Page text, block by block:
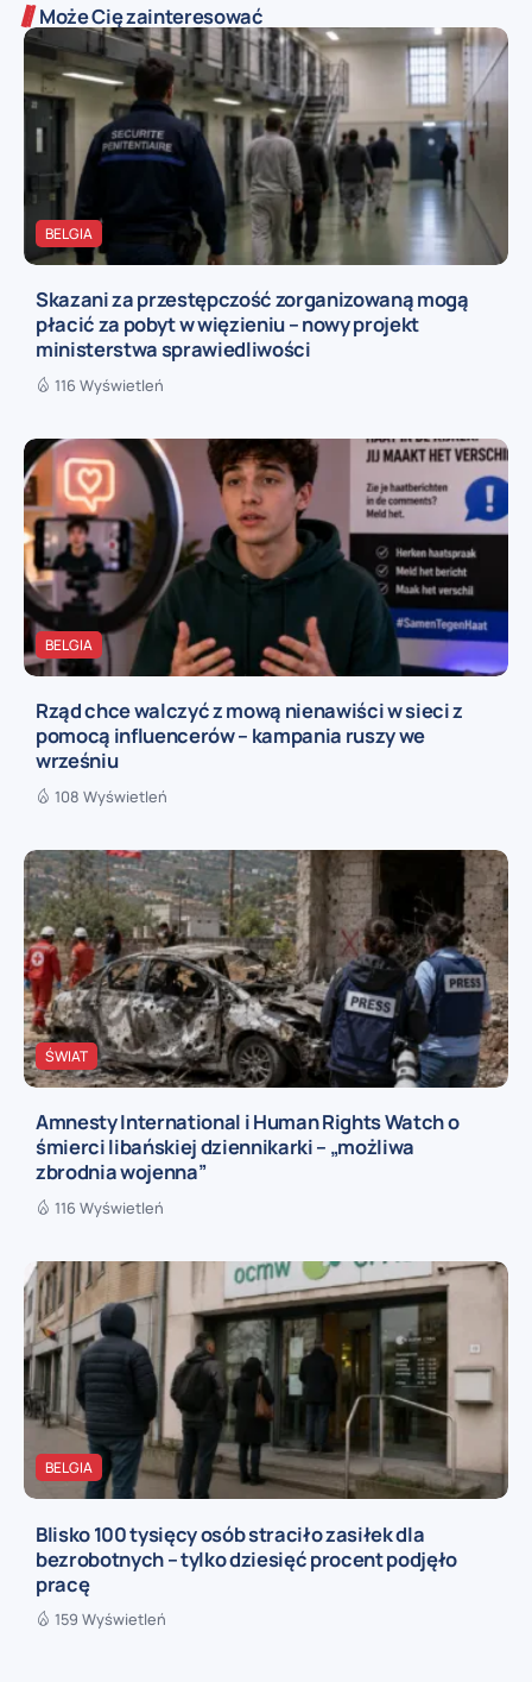
Może Cię zainteresować
BELGIA
Skazani za przestępczość zorganizowaną mogą
płacić za pobyt w więzieniu – nowy projekt
ministerstwa sprawiedliwości
116 Wyświetleń
BELGIA
Rząd chce walczyć z mową nienawiści w sieci z
pomocą influencerów – kampania ruszy we
wrześniu
108 Wyświetleń
ŚWIAT
Amnesty International i Human Rights Watch o
śmierci libańskiej dziennikarki – „możliwa
zbrodnia wojenna”
116 Wyświetleń
BELGIA
Blisko 100 tysięcy osób straciło zasiłek dla
bezrobotnych – tylko dziesięć procent podjęło
pracę
159 Wyświetleń